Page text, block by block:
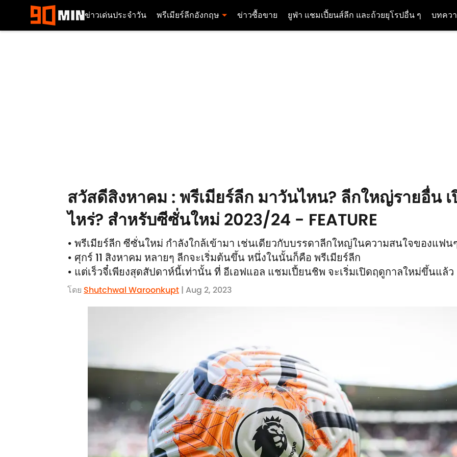
ข่าวเด่นประจำวัน พรีเมียร์ลีกอังกฤษ ข่าวซื้อขาย ยูฟ่า แชมเปี้ยนส์ลีก และถ้วยยุโรปอื่น ๆ บทคว
สวัสดีสิงหาคม : พรีเมียร์ลีก มาวันไหน? ลีกใหญ่รายอื่น
ไหร่? สำหรับซีซั่นใหม่ 2023/24 - FEATURE
• พรีเมียร์ลีก ซีซั่นใหม่ กำลังใกล้เข้ามา เช่นเดียวกับบรรดาลีกใหญ่ในความสนใจของแฟน
• ศุกร์ 11 สิงหาคม หลายๆ ลีกจะเริ่มต้นขึ้น หนึ่งในนั้นก็คือ พรีเมียร์ลีก
• แต่เร็วจี๋เพียงสุดสัปดาห์นี้เท่านั้น ที่ อีเอฟแอล แชมเปี้ยนชิพ จะเริ่มเปิดฤดูกาลใหม่ขึ้นแล้ว
โดย Shutchwal Waroonkupt | Aug 2, 2023